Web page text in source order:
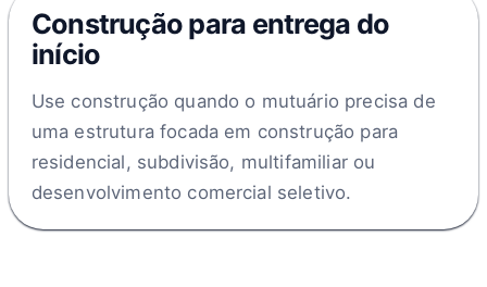
Construção para entrega do
início
Use construção quando o mutuário precisa de
uma estrutura focada em construção para
residencial, subdivisão, multifamiliar ou
desenvolvimento comercial seletivo.